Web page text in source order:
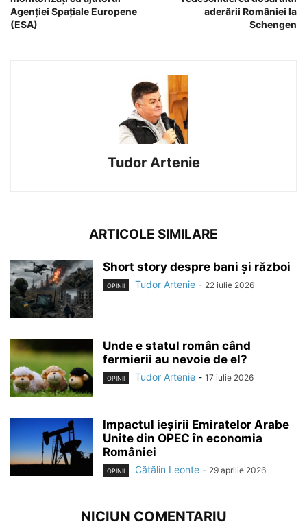
Agenției Spațiale Europene
(ESA)
aderării României la
Schengen
Tudor Artenie
ARTICOLE SIMILARE
Short story despre bani și război
OPINII Tudor Artenie - 22 iulie 2026
Unde e statul român când
fermierii au nevoie de el?
OPINII Tudor Artenie - 17 iulie 2026
Impactul ieșirii Emiratelor Arabe
Unite din OPEC în economia
României
OPINII Cătălin Leonte - 29 aprilie 2026
NICIUN COMENTARIU